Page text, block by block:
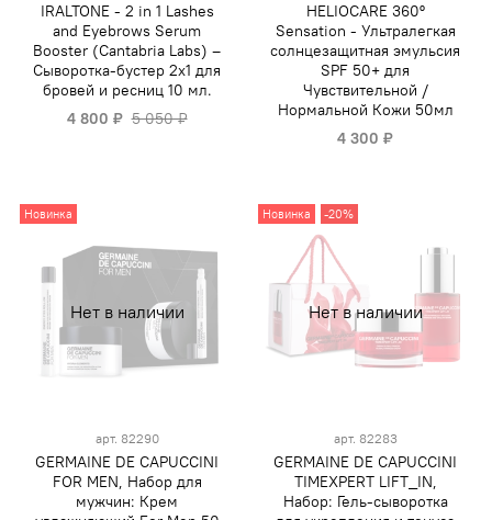
IRALTONE - 2 in 1 Lashes
and Eyebrows Serum
Booster (Cantabria Labs) –
Сыворотка-бустер 2х1 для
бровей и ресниц 10 мл.
4 800 ₽ 5 050 ₽
HELIOCARE 360º
Sensation - Ультралегкая
солнцезащитная эмульсия
SPF 50+ для
Чувствительной /
Нормальной Кожи 50мл
4 300 ₽
Нет в наличии
Новинка
арт. 82290
GERMAINE DE CAPUCCINI
FOR MEN, Набор для
мужчин: Крем
Нет в наличии
Новинка -20%
арт. 82283
GERMAINE DE CAPUCCINI
TIMEXPERT LIFT_IN,
Набор: Гель-сыворотка